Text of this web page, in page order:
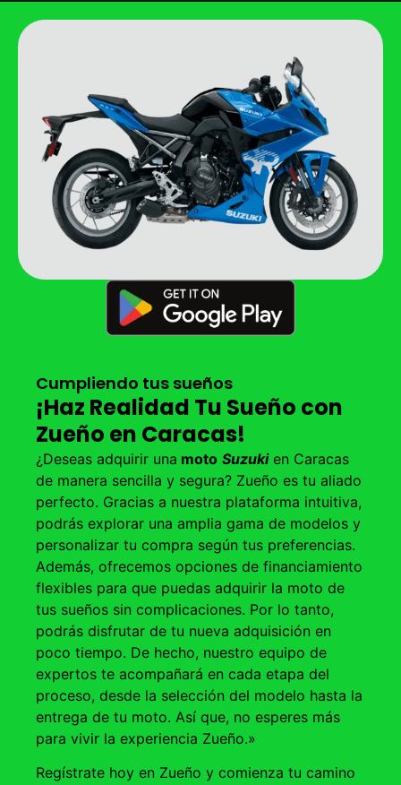
Cumpliendo tus sueños
¡Haz Realidad Tu Sueño con
Zueño en Caracas!
¿Deseas adquirir una moto Suzukien Caracas
de manera sencilla y segura? Zueño es tu aliado
perfecto. Gracias a nuestra plataforma intuitiva,
podrás explorar una amplia gama de modelos y
personalizar tu compra según tus preferencias.
Además, ofrecemos opciones de financiamiento
flexibles para que puedas adquirir la moto de
tus sueños sin complicaciones. Por lo tanto,
podrás disfrutar de tu nueva adquisición en
poco tiempo. De hecho, nuestro equipo de
expertos te acompañará en cada etapa del
proceso, desde la selección del modelo hasta la
entrega de tu moto. Así que, no esperes más
para vivir la experiencia Zueño.»
Regístrate hoy en Zueño y comienza tu camino